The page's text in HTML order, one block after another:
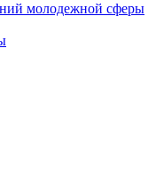
молодежной сферы